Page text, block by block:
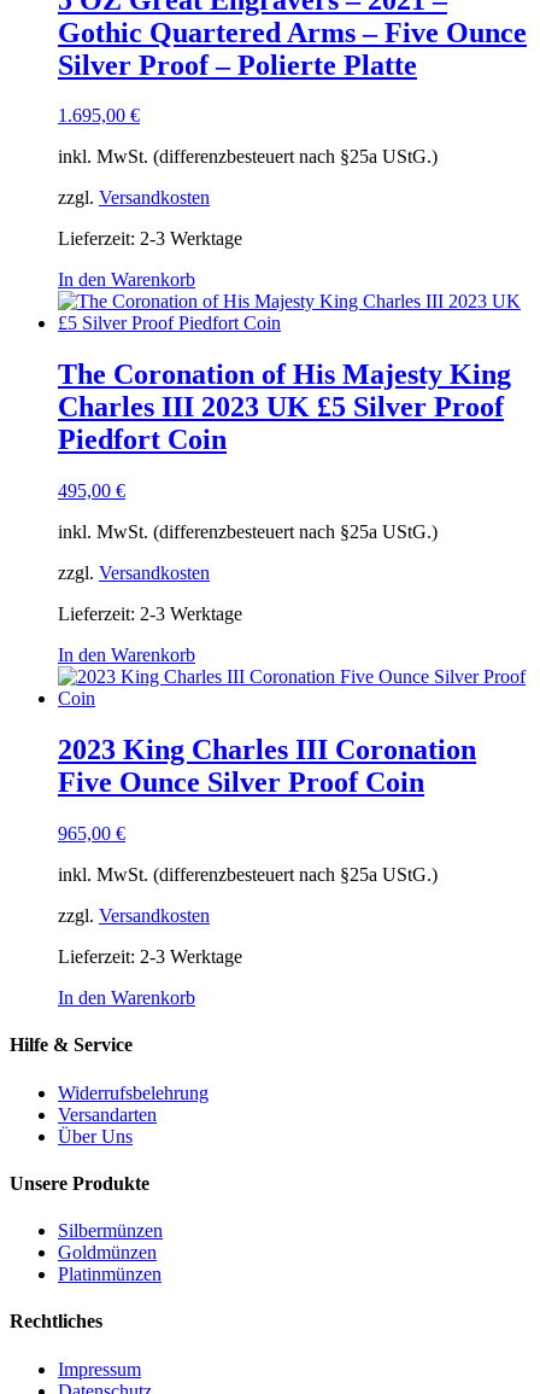
Gothic Quartered Arms – Five Ounce
Silver Proof – Polierte Platte
1.695,00 €
inkl. MwSt. (differenzbesteuert nach §25a UStG.)
zzgl. Versandkosten
Lieferzeit: 2-3 Werktage
In den Warenkorb
The Coronation of His Majesty King
Charles III 2023 UK £5 Silver Proof
Piedfort Coin
495,00 €
inkl. MwSt. (differenzbesteuert nach §25a UStG.)
zzgl. Versandkosten
Lieferzeit: 2-3 Werktage
In den Warenkorb
2023 King Charles III Coronation
Five Ounce Silver Proof Coin
965,00 €
inkl. MwSt. (differenzbesteuert nach §25a UStG.)
zzgl. Versandkosten
Lieferzeit: 2-3 Werktage
In den Warenkorb
Hilfe & Service
Widerrufsbelehrung
Versandarten
Über Uns
Unsere Produkte
Silbermünzen
Goldmünzen
Platinmünzen
Rechtliches
Impressum